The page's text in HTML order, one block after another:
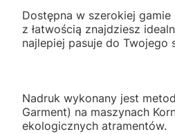
Dostępna w szerokiej
z łatwością znajdziesz
najlepiej pasuje do Twojego
Nadruk wykonany jest
Garment) na maszynach
ekologicznych atramentów.